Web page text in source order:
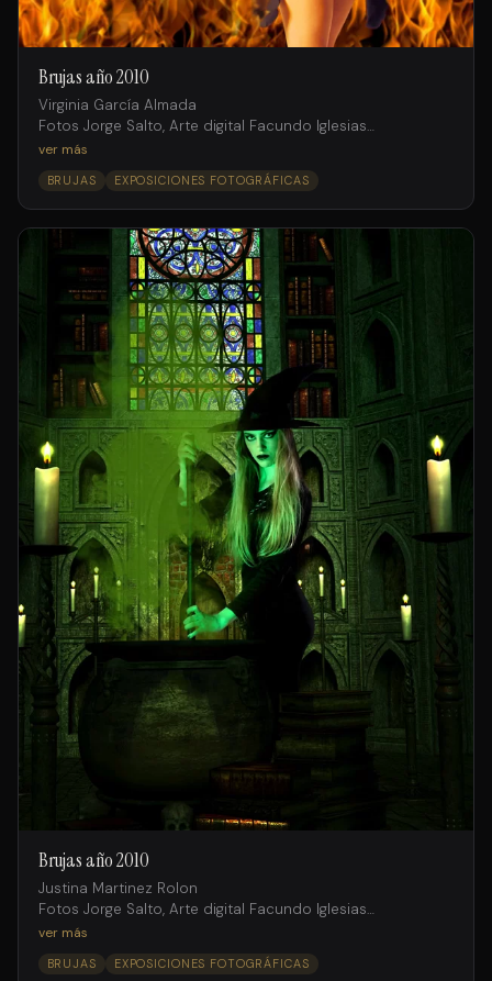
Brujas año 2010
Virginia García Almada
Fotos Jorge Salto, Arte digital Facundo Iglesias
Agencia Internacional Models
Producción
Mariana Solís
Asistentes de producción
Gustavo D’andraia
Jorge Salto (h)
Make-Up y Pelo
Bea Belaustegui
para Purpura Hair Space
ver más
BRUJAS EXPOSICIONES FOTOGRÁFICAS
Brujas año 2010
Justina Martinez Rolon
Fotos Jorge Salto, Arte digital Facundo Iglesias
Agencia Internacional Models
ver más
BRUJAS EXPOSICIONES FOTOGRÁFICAS